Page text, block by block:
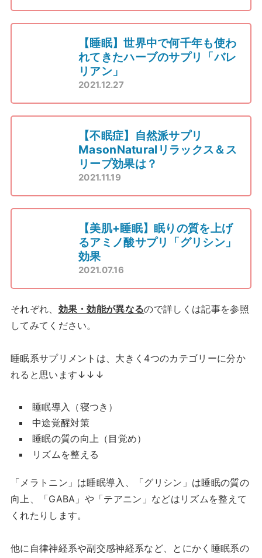
【睡眠】世界中で何千年も使わ
れてきたハーブのサプリ「バレ
リアン」
2021.12.27
【不眠症】自然派サプリ
MasonNaturalリラックス＆ス
リープ効果は？
2021.11.19
【美肌+睡眠】眠りの質を上げ
るアミノ酸サプリ「グリシン」
効果
2021.07.16
それぞれ、 効果・効能が異なるので詳しくは記事を参照
してみてください。
睡眠系サプリメントは、大きく4つのカテゴリーに分か
れると思います↓↓↓
睡眠導入（寝つき）
中途覚醒対策
睡眠の質の向上（目覚め）
リズムを整える
「メラトニン」は睡眠導入、「グリシン」は睡眠の質の
向上、「GABA」や「テアニン」などはリズムを整えて
くれたりします。
他に自律神経系や副交感神経系など、とにかく睡眠系の